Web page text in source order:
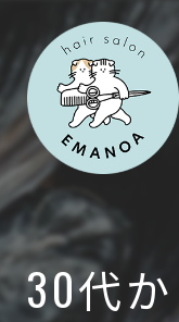
30代